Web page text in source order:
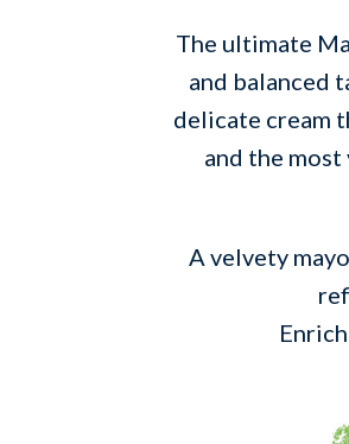
The ultimate
and balanced
delicate cream
and the
A velvety